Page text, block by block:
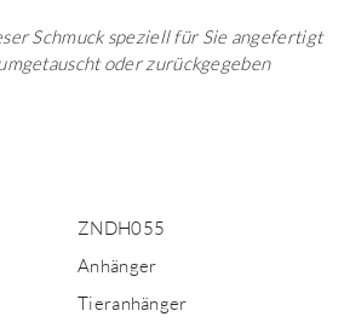
Schmuck speziell für Sie angefertigt
oder zurückgegeben
ZNDH055
Anhänger
Tieranhänger